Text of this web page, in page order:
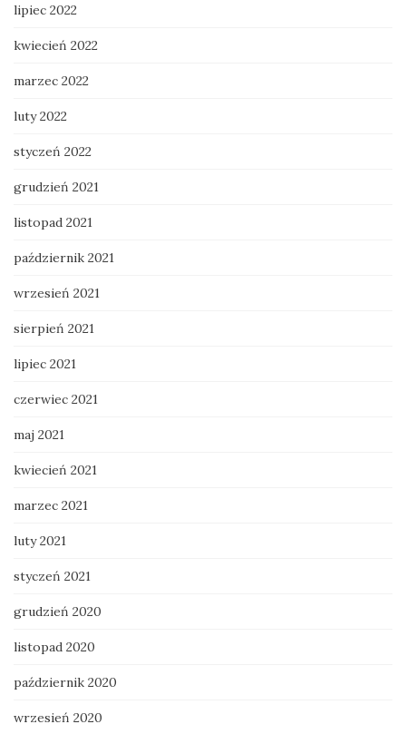
lipiec 2022
kwiecień 2022
marzec 2022
luty 2022
styczeń 2022
grudzień 2021
listopad 2021
październik 2021
wrzesień 2021
sierpień 2021
lipiec 2021
czerwiec 2021
maj 2021
kwiecień 2021
marzec 2021
luty 2021
styczeń 2021
grudzień 2020
listopad 2020
październik 2020
wrzesień 2020